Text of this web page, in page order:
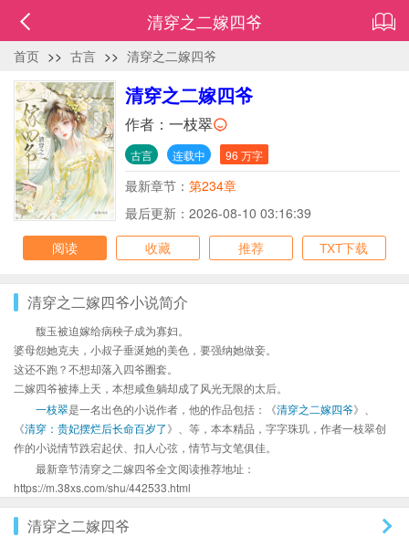
清穿之二嫁四爷
首页 >> 古言 >> 清穿之二嫁四爷
清穿之二嫁四爷
作者： 一枝翠
古言 连载中 96 万字
最新章节： 第234章
最后更新：2026-08-10 03:16:39
阅读
收藏 推荐 TXT下载
清穿之二嫁四爷小说简介
馥玉被迫嫁给病秧子成为寡妇。
婆母怨她克夫，小叔子垂涎她的美色，要强纳她做妾。
这还不跑？不想却落入四爷圈套。
二嫁四爷被捧上天，本想咸鱼躺却成了风光无限的太后。
一枝翠是一名出色的小说作者，他的作品包括：《清穿之二嫁四爷》、
《清穿：贵妃摆烂后长命百岁了》、等，本本精品，字字珠玑，作者一枝翠创
作的小说情节跌宕起伏、扣人心弦，情节与文笔俱佳。
最新章节清穿之二嫁四爷全文阅读推荐地址：
https://m.38xs.com/shu/442533.html
清穿之二嫁四爷